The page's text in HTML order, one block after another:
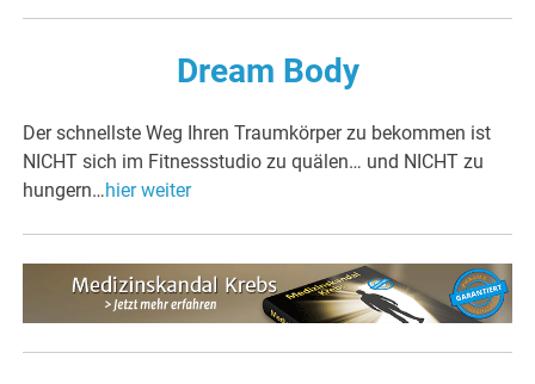
Dream Body
Der schnellste Weg Ihren Traumkörper zu bekommen ist
NICHT sich im Fitnessstudio zu quälen… und NICHT zu
hungern…hier weiter